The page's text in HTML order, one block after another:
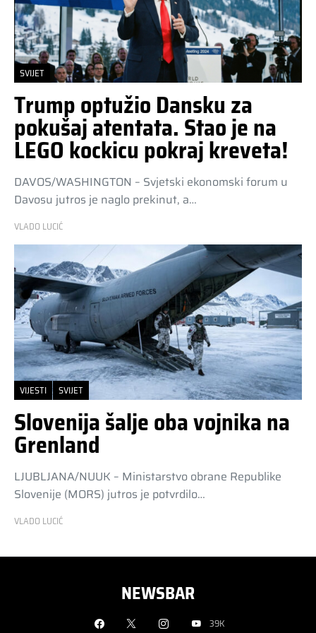
SVIJET
Trump optužio Dansku za
pokušaj atentata. Stao je na
LEGO kockicu pokraj kreveta!
DAVOS/WASHINGTON – Svjetski ekonomski forum u
Davosu jutros je naglo prekinut, a…
VLADO LUCIĆ
VIJESTI SVIJET
Slovenija šalje oba vojnika na
Grenland
LJUBLJANA/NUUK – Ministarstvo obrane Republike
Slovenije (MORS) jutros je potvrdilo…
VLADO LUCIĆ
NEWSBAR
39K